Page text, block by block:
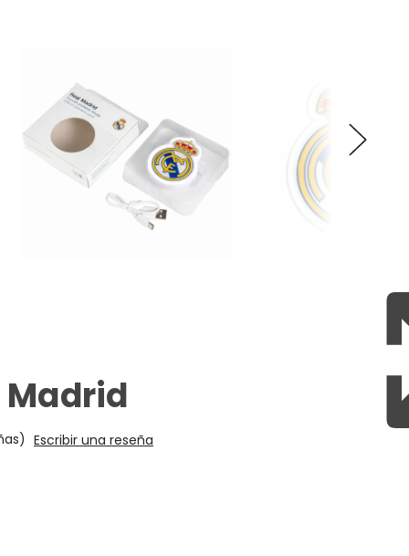
Madrid
Escribir una reseña